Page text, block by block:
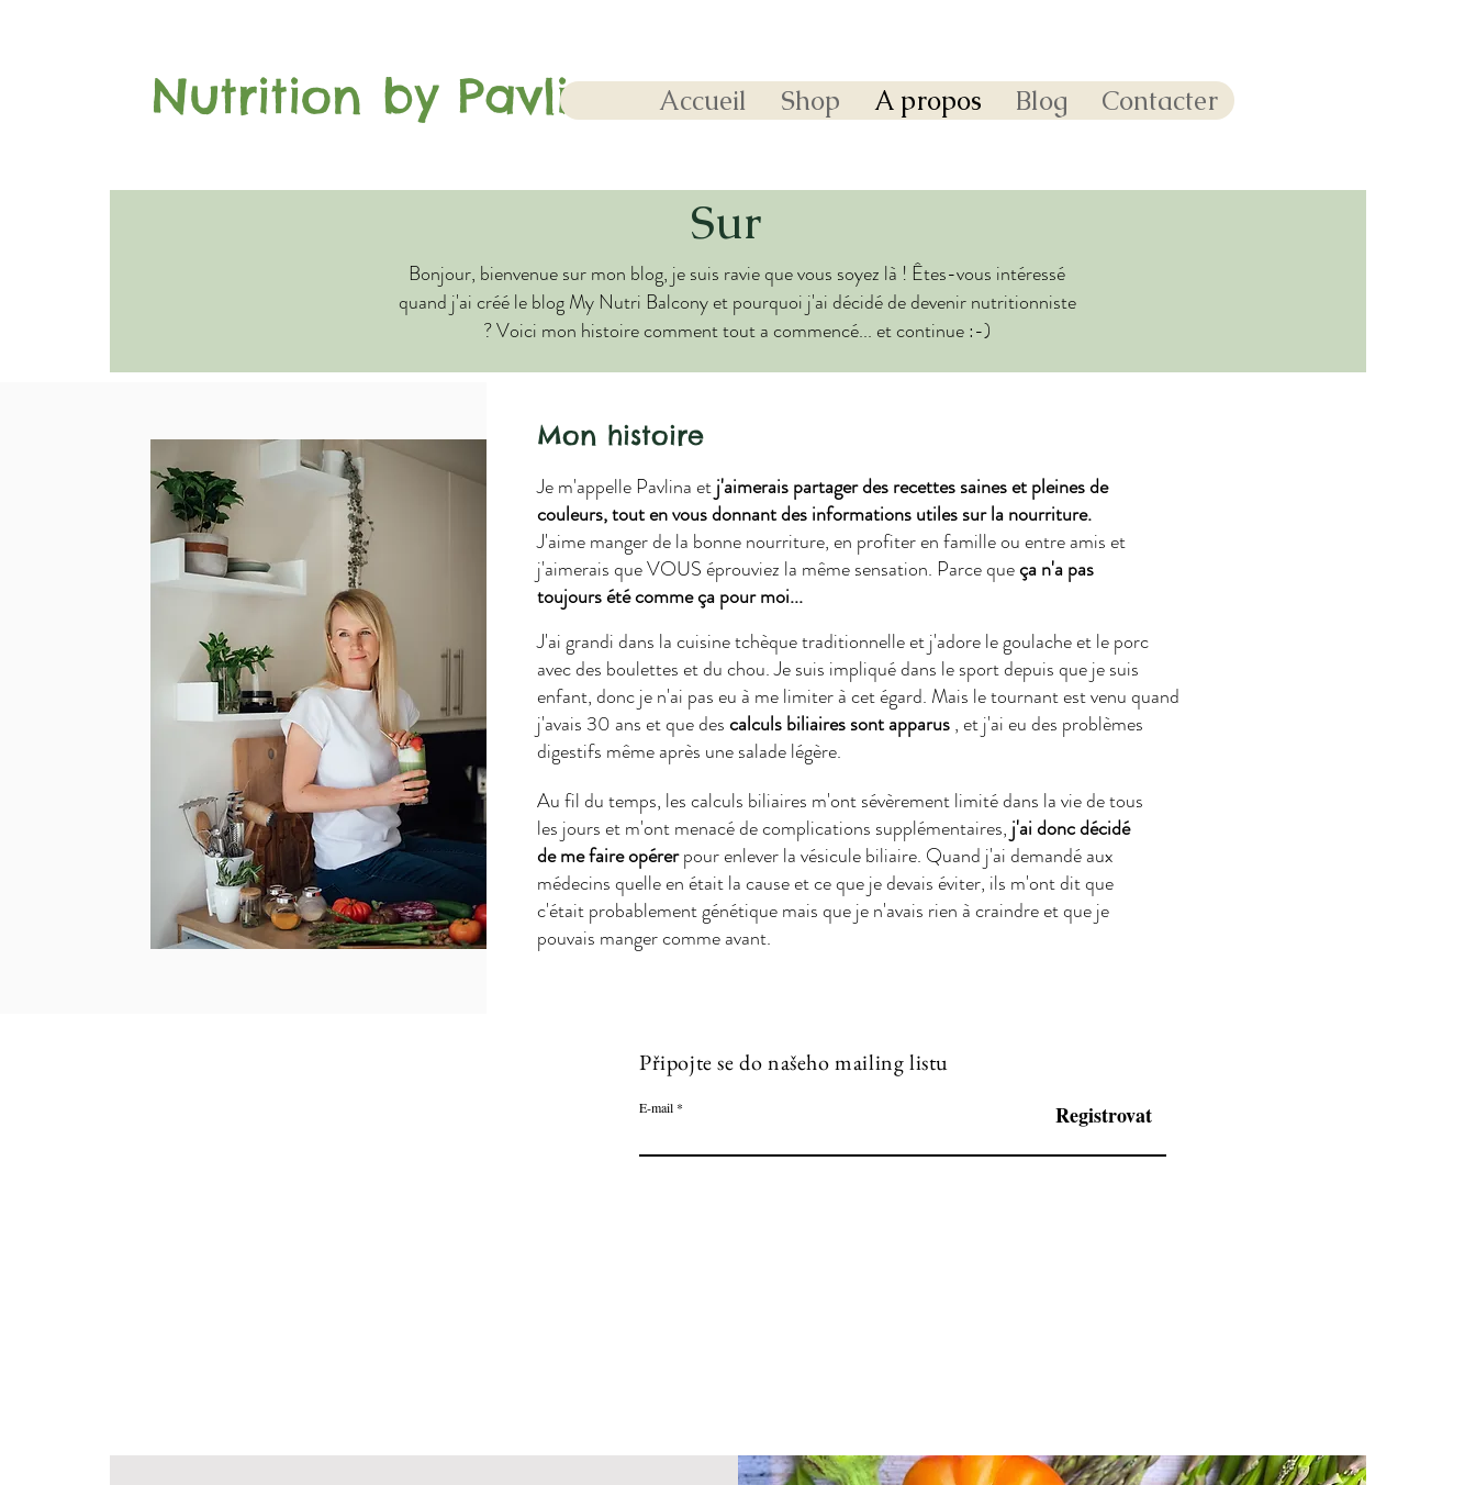
Nutrition by Pavlina Accueil Shop A propos Blog Contacter
Sur
Bonjour, bienvenue sur mon blog, je suis ravie que vous soyez là ! Êtes-vous intéressé
quand j'ai créé le blog My Nutri Balcony et pourquoi j'ai décidé de devenir nutritionniste
? Voici mon histoire comment tout a commencé... et continue :-)
Mon histoire
Je m'appelle Pavlina etj'aimerais partager des recettes saines et pleines de
couleurs, tout en vous donnant des informations utiles sur la nourriture.
J'aime manger de la bonne nourriture, en profiter en famille ou entre amis et
j'aimerais que VOUS éprouviez la même sensation. Parce queça n'a pas
toujours été comme ça pour moi...
J'ai grandi dans la cuisine tchèque traditionnelle et j'adore le goulache et le porc
avec des boulettes et du chou. Je suis impliqué dans le sport depuis que je suis
enfant, donc je n'ai pas eu à me limiter à cet égard. Mais le tournant est venu quand
j'avais 30 ans et que descalculs biliaires sont apparus, et j'ai eu des problèmes
digestifs même après une salade légère.
Au fil du temps, les calculs biliaires m'ont sévèrement limité dans la vie de tous
les jours et m'ont menacé de complications supplémentaires, j'ai donc décidé
de me faire opérerpour enlever la vésicule biliaire. Quand j'ai demandé aux
médecins quelle en était la cause et ce que je devais éviter, ils m'ont dit que
c'était probablement génétique mais que je n'avais rien à craindre et que je
pouvais manger comme avant.
Připojte se do našeho mailing listu
E‑mail Registrovat